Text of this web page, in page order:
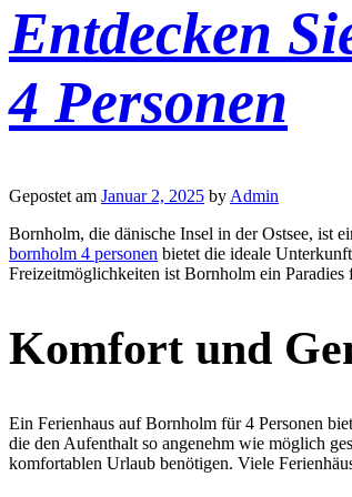
Entdecken
4 Personen
Gepostet am Januar 2, 2025 by Admin
Bornholm, die dänische Insel in der Ostsee, ist
bornholm 4 personen bietet die ideale
Freizeitmöglichkeiten ist Bornholm ein
Komfort und
Ein Ferienhaus auf Bornholm für 4 Personen
die den Aufenthalt so angenehm wie möglich
komfortablen Urlaub benötigen. Viele